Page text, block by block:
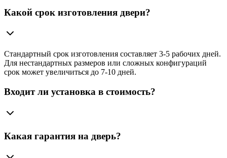
Какой срок изготовления двери?
Стандартный срок изготовления составляет 3-5 рабочих дней.
Для нестандартных размеров или сложных конфигураций
срок может увеличиться до 7-10 дней.
Входит ли установка в стоимость?
Какая гарантия на дверь?